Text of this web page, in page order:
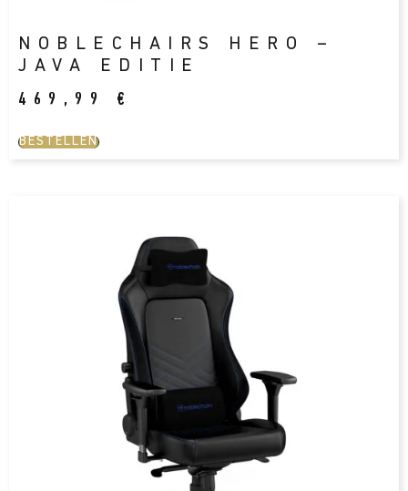
NOBLECHAIRS HERO –
JAVA EDITIE
469,99 €
BESTELLEN